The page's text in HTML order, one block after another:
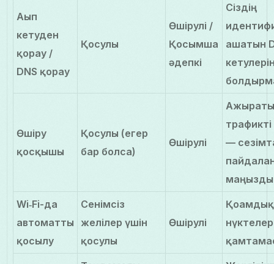
Ағып
кетуден
қорғау /
DNS қорғау
Қосулы
Өшірулі /
Қосымша
әдепкі
Сіздің
ашатын
Өшіру
қосқышы
Қосулы (егер
бар болса)
Өшірулі
—
маңызды
Wi‑Fi-да
автоматты
қосылу
Сенімсіз
желілер үшін
қосулы
Өшірулі